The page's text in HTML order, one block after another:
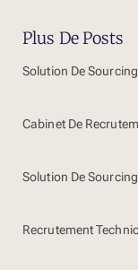
Plus De Posts
Solution De
Cabinet De
Solution De
Recrutement